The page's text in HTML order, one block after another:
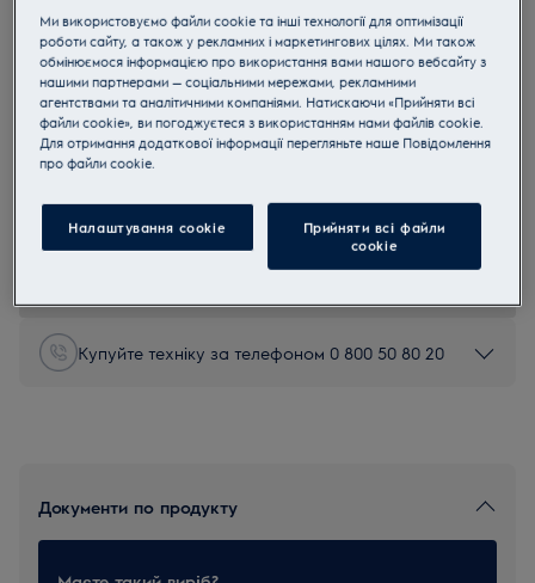
Торкніться, щоб збільшити
ZE050
ZE050 Насадка Electrolux ZE050
0 (0)
Купуйте техніку за телефоном 0 800 50 80 20
Документи по продукту
Ми використовуємо файли cookie та інші технології для оптимізації
роботи сайту, а також у рекламних і маркетингових цілях. Ми також
обмінюємося інформацією про використання вами нашого вебсайту з
нашими партнерами — соціальними мережами, рекламними
агентствами та аналітичними компаніями. Натискаючи «Прийняти всі
файли cookie», ви погоджуєтеся з використанням нами файлів cookie.
Для отримання додаткової інформації перегляньте наше Пoвідомлення
прo файли cookie.
Налаштування cookie
Прийняти всі файли
сookie